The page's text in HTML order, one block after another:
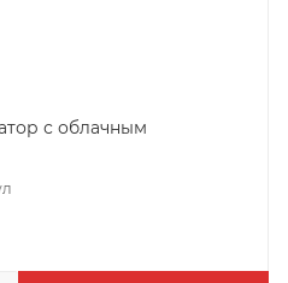
с облачным